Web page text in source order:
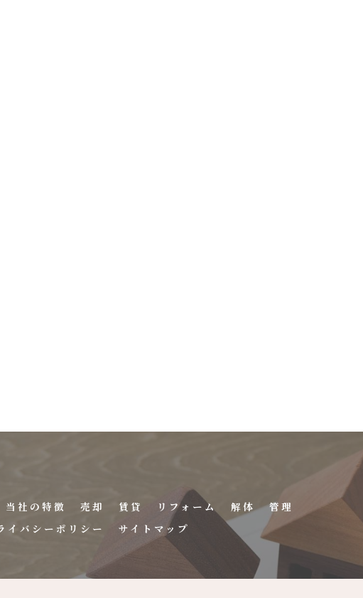
当社の特徴 売却 賃貸 リフォーム 解体
管理
イバシーポリシー サイトマップ